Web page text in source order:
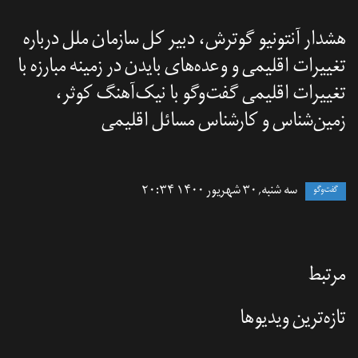
هشدار آنتونیو گوترش، دبیر کل سازمان ملل درباره
تغییرات اقلیمی و وعده‌های بایدن در زمینه مبارزه با
تغییرات اقلیمی گفت‌وگو با نیک‌آهنگ کوثر،
زمین‌شناس و کارشناس مسائل اقلیمی
گفت‌وگو سه شنبه, ۳۰ شهریور ۱۴۰۰ ۲۰:۳۴
مرتبط
تازه‌‌ترین ویدیوها